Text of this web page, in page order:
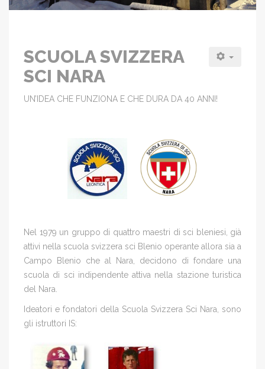
SCUOLA SVIZZERA
SCI NARA
UN’IDEA CHE FUNZIONA E CHE DURA DA 40 ANNI!
Nel 1979 un gruppo di quattro maestri di sci bleniesi, già
attivi nella scuola svizzera sci Blenio operante allora sia a
Campo Blenio che al Nara, decidono di fondare una
scuola di sci indipendente attiva nella stazione turistica
del Nara.
Ideatori e fondatori della Scuola Svizzera Sci Nara, sono
gli istruttori IS: